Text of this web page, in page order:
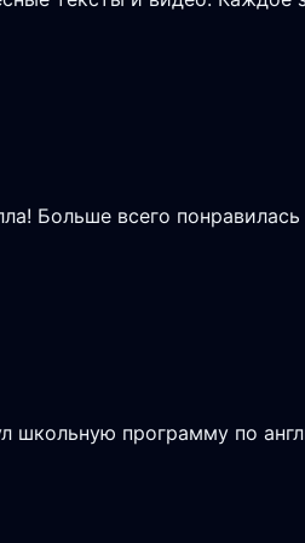
Больше всего
школьную программу по